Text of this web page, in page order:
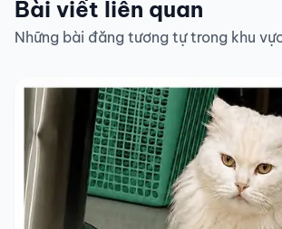
Bài viết liên quan
Những bài đăng tương tự trong khu